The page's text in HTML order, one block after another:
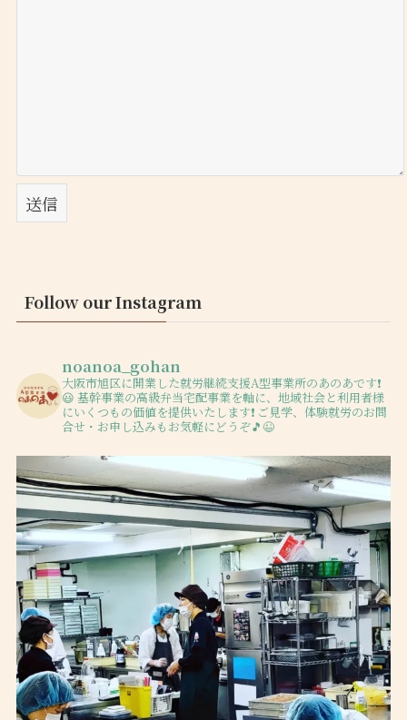
Follow our Instagram
noanoa_gohan
大阪市旭区に開業した就労継続支援A型事業所のあのあです❗️
😃 基幹事業の高級弁当宅配事業を軸に、地域社会と利用者様
にいくつもの価値を提供いたします❗️ご見学、体験就労のお問
合せ・お申し込みもお気軽にどうぞ🎵😉